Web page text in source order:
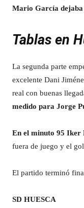
Mario García dejaba
Tablas en
La segunda parte
excelente Dani
real con buenas
medido para Jorge
En el minuto 95 Iker
fuera de juego y el
El partido terminó
SD HUESCA